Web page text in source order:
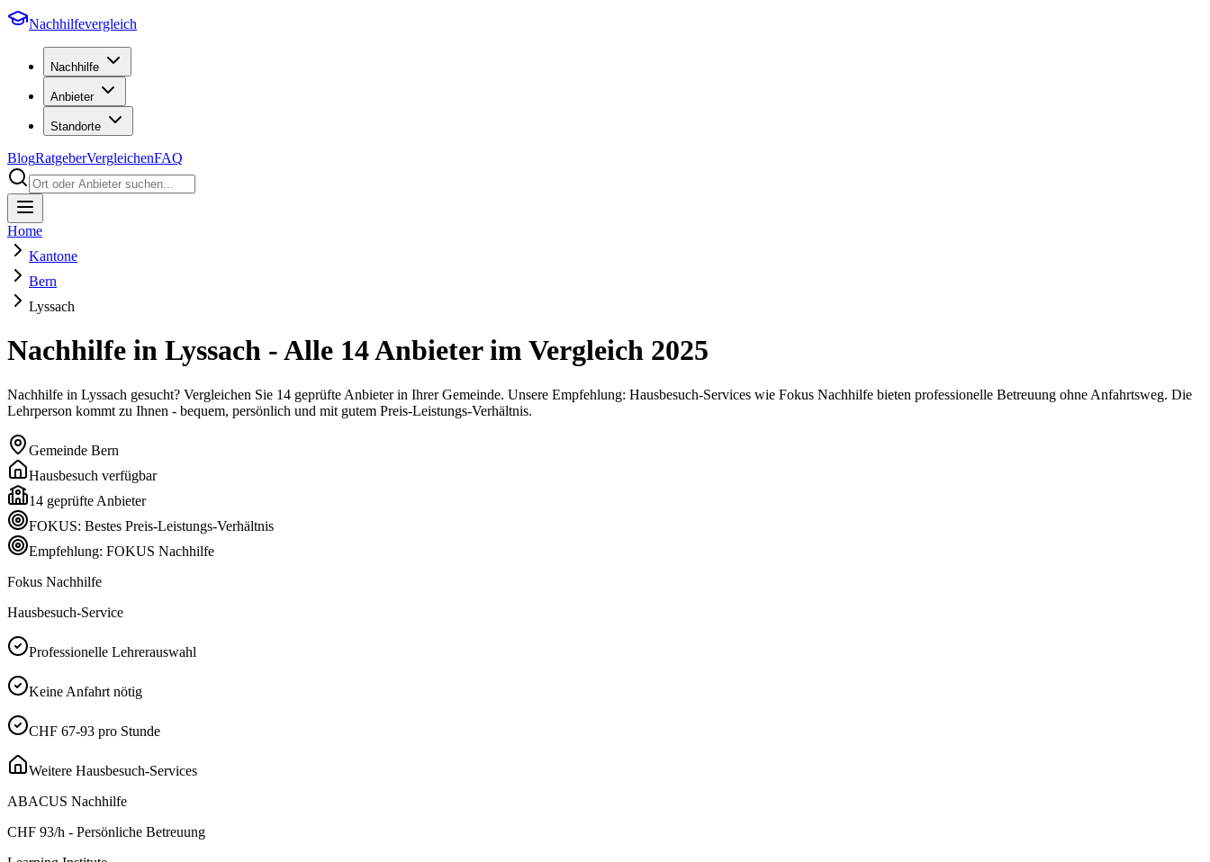
Nachhilfevergleich
Nachhilfe
Anbieter
Standorte
BlogRatgeberVergleichenFAQ
Home
Kantone
Bern
Lyssach
Nachhilfe in Lyssach - Alle 14Anbieter im Vergleich 2025
Nachhilfe in Lyssach gesucht? Vergleichen Sie 14 geprüfte Anbieter in Ihrer Gemeinde. Unsere Empfehlung: Hausbesuch-Services wie Fokus Nachhilfe bieten professionelle Betreuung ohne Anfahrtsweg. Die
Lehrperson kommt zu Ihnen - bequem, persönlich und mit gutem Preis-Leistungs-Verhältnis.
Gemeinde Bern
Hausbesuch verfügbar
14 geprüfte Anbieter
FOKUS: Bestes Preis-Leistungs-Verhältnis
Empfehlung: FOKUS Nachhilfe
Fokus Nachhilfe
Hausbesuch-Service
Professionelle Lehrerauswahl
Keine Anfahrt nötig
CHF 67-93 pro Stunde
Weitere Hausbesuch-Services
ABACUS Nachhilfe
CHF 93/h - Persönliche Betreuung